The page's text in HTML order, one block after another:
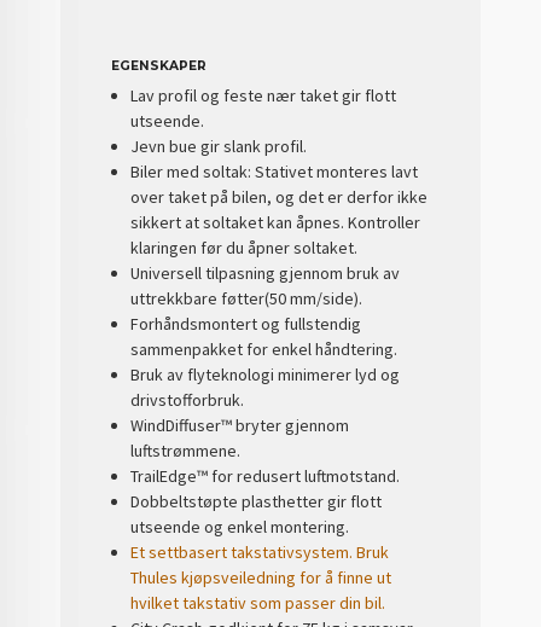
EGENSKAPER
Lav profil og feste nær taket gir flott
utseende.
Jevn bue gir slank profil.
Biler med soltak: Stativet monteres lavt
over taket på bilen, og det er derfor ikke
sikkert at soltaket kan åpnes. Kontroller
klaringen før du åpner soltaket.
Universell tilpasning gjennom bruk av
uttrekkbare føtter(50 mm/side).
Forhåndsmontert og fullstendig
sammenpakket for enkel håndtering.
Bruk av flyteknologi minimerer lyd og
drivstofforbruk.
WindDiffuser™ bryter gjennom
luftstrømmene.
TrailEdge™ for redusert luftmotstand.
Dobbeltstøpte plasthetter gir flott
utseende og enkel montering.
Et settbasert takstativsystem. Bruk
Thules kjøpsveiledning for å finne ut
hvilket takstativ som passer din bil.